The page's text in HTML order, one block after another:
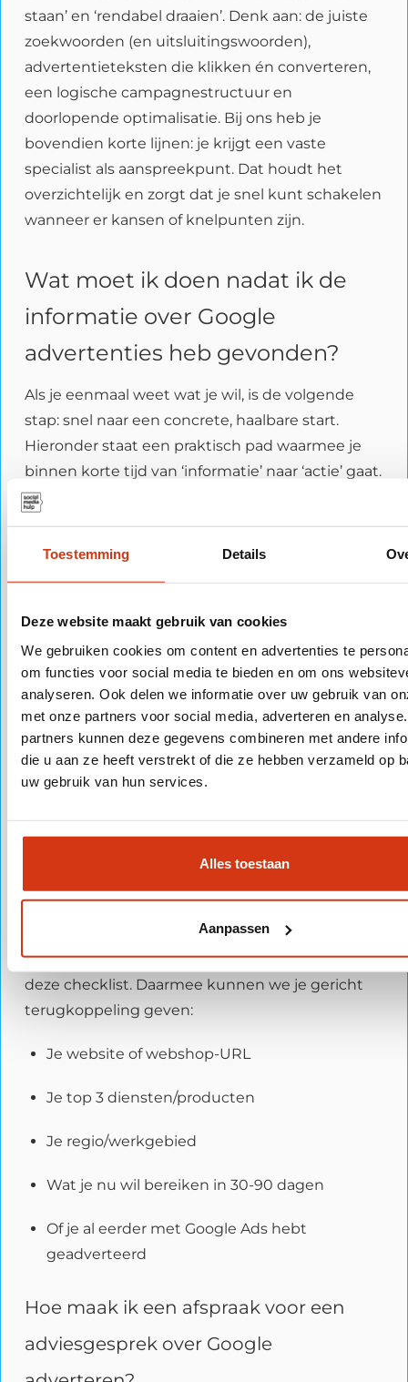
Toestemming Details
Deze website maakt gebruik van cookies
We gebruiken cookies om content en advertenties te
om functies voor social media te bieden en om ons
analyseren. Ook delen we informatie over uw gebruik van
met onze partners voor social media, adverteren en
partners kunnen deze gegevens combineren met andere
die u aan ze heeft verstrekt of die ze hebben verzameld op
uw gebruik van hun services.
Alles toestaan
Aanpassen
staan’ en ‘rendabel draaien’. Denk aan: de juiste
zoekwoorden (en uitsluitingswoorden),
advertentieteksten die klikken én converteren,
een logische campagnestructuur en
doorlopende optimalisatie. Bij ons heb je
bovendien korte lijnen: je krijgt een vaste
specialist als aanspreekpunt. Dat houdt het
overzichtelijk en zorgt dat je snel kunt schakelen
wanneer er kansen of knelpunten zijn.
Wat moet ik doen nadat ik de
informatie over Google
advertenties heb gevonden?
Als je eenmaal weet wat je wil, is de volgende
stap: snel naar een concrete, haalbare start.
Hieronder staat een praktisch pad waarmee je
binnen korte tijd van ‘informatie’ naar ‘actie’ gaat.
Hoe neem ik contact op met een
Google advertentie-expert?
Snel sparren : app ons via WhatsApp en stel je
vraag in 3 regels (doel, doelgroep, aanbod).
Direct schakelen: bel ons en plan meteen
een moment om je situatie door te nemen.
Met context: mail ons je website, aanbod en
Hoe vraag ik meer informatie over
Google advertenties aan?
Wil je dat we met je meedenken zonder dat je al
alles hoeft te weten? Stuur ons dan in je bericht
deze checklist. Daarmee kunnen we je gericht
terugkoppeling geven:
Je website of webshop-URL
Je top 3 diensten/producten
Je regio/werkgebied
Wat je nu wil bereiken in 30-90 dagen
Of je al eerder met Google Ads hebt
geadverteerd
Hoe maak ik een afspraak voor een
adviesgesprek over Google